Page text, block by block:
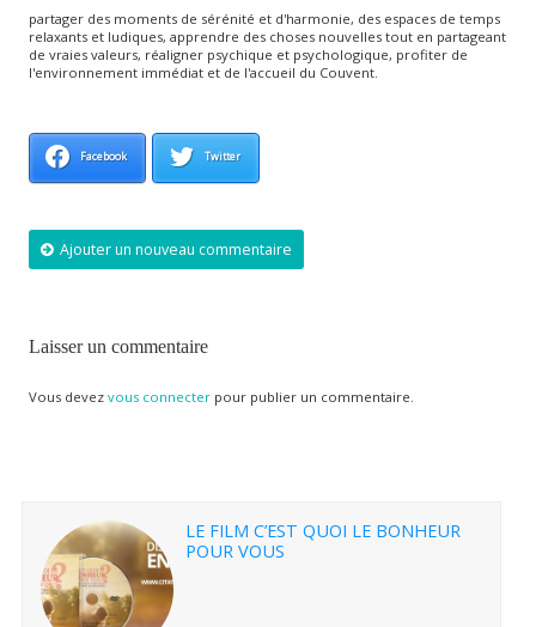
partager des moments de sérénité et d'harmonie, des espaces de temps
relaxants et ludiques, apprendre des choses nouvelles tout en partageant
de vraies valeurs, réaligner psychique et psychologique, profiter de
l'environnement immédiat et de l'accueil du Couvent.
Facebook Twitter
Ajouter un nouveau commentaire
Laisser un commentaire
Vous devez vous connecterpour publier un commentaire.
LE FILM C’EST QUOI LE BONHEUR
POUR VOUS